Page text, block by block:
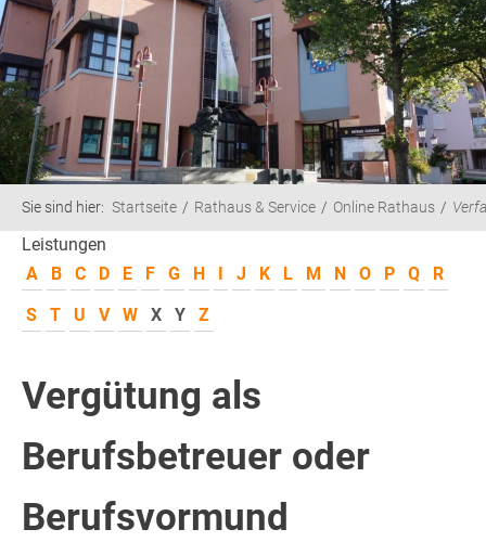
Sie sind hier: Startseite Rathaus & Service Online Rathaus
Leistungen
A
B C D E F G H I J K L M N O P Q
R
S
T U V W X Y Z
Vergütung als
Berufsbetreuer oder
Berufsvormund